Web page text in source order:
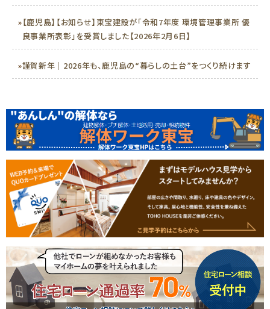
»【鹿児島】【お知らせ】東宝建設が「令和7年度 環境管理事業所 優
良事業所表彰」を受賞しました【2026年2月6日】
»謹賀新年｜2026年も、鹿児島の“暮らしの土台”をつくり続けます